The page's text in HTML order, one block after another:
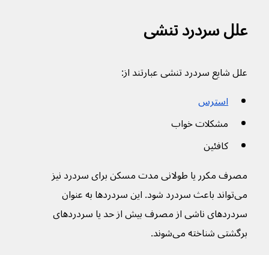
علل سردرد‌ تنشی
علل شایع سردرد‌ تنشی عبارتند از:
استرس
مشکلات خواب
کافئین
مصرف مکرر یا طولانی مدت مسکن برای سردرد نیز
می‌تواند باعث سردرد شود. این سردردها به عنوان
سردردهای ناشی از مصرف بیش از حد یا سردردهای
برگشتی شناخته می‌شوند.